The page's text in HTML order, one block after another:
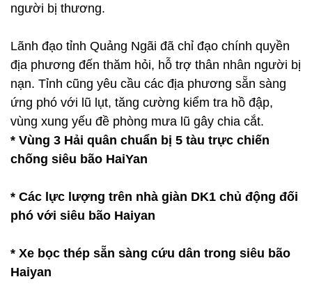
người bị thương.
Lãnh đạo tỉnh Quảng Ngãi đã chỉ đạo chính quyền
địa phương đến thăm hỏi, hỗ trợ thân nhân người bị
nạn. Tỉnh cũng yêu cầu các địa phương sẵn sàng
ứng phó với lũ lụt, tăng cường kiểm tra hồ đập,
vùng xung yếu đề phòng mưa lũ gây chia cắt.
* Vùng 3 Hải quân chuẩn bị 5 tàu trực chiến
chống siêu bão HaiYan
* Các lực lượng trên nhà giàn DK1 chủ động đối
phó với siêu bão Haiyan
* Xe bọc thép sẵn sàng cứu dân trong siêu bão
Haiyan